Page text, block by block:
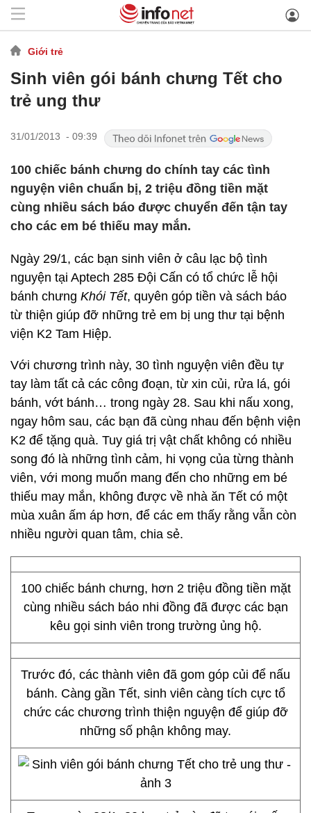
Giới trẻ
Sinh viên gói bánh chưng Tết cho
trẻ ung thư
31/01/2013 - 09:39
100 chiếc bánh chưng do chính tay các tình
nguyện viên chuẩn bị, 2 triệu đồng tiền mặt
cùng nhiều sách báo được chuyển đến tận tay
cho các em bé thiếu may mắn.
Ngày 29/1, các bạn sinh viên ở câu lạc bộ tình
nguyện tại Aptech 285 Đội Cấn có tổ chức lễ hội
bánh chưng Khói Tết, quyên góp tiền và sách báo
từ thiện giúp đỡ những trẻ em bị ung thư tại bệnh
viện K2 Tam Hiệp.
Với chương trình này, 30 tình nguyện viên đều tự
tay làm tất cả các công đoạn, từ xin củi, rửa lá, gói
bánh, vớt bánh… trong ngày 28. Sau khi nấu xong,
ngay hôm sau, các bạn đã cùng nhau đến bệnh viện
K2 để tặng quà. Tuy giá trị vật chất không có nhiều
song đó là những tình cảm, hi vọng của từng thành
viên, với mong muốn mang đến cho những em bé
thiếu may mắn, không được về nhà ăn Tết có một
mùa xuân ấm áp hơn, để các em thấy rằng vẫn còn
nhiều người quan tâm, chia sẻ.
100 chiếc bánh chưng, hơn 2 triệu đồng tiền mặt
cùng nhiều sách báo nhi đồng đã được các bạn
kêu gọi sinh viên trong trường ủng hộ.
Trước đó, các thành viên đã gom góp củi để nấu
bánh. Càng gần Tết, sinh viên càng tích cực tổ
chức các chương trình thiện nguyện để giúp đỡ
những số phận không may.